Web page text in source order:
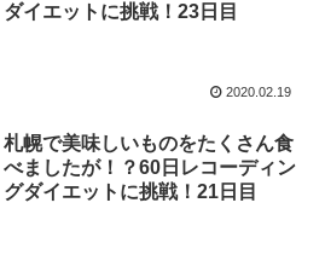
ダイエットに挑戦！23日目
2020.02.19
札幌で美味しいものをたくさん食
べましたが！？60日レコーディン
グダイエットに挑戦！21日目